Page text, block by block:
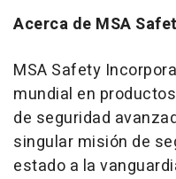
Acerca de MSA
MSA Safety
mundial en
de seguridad
singular misión de
estado a la